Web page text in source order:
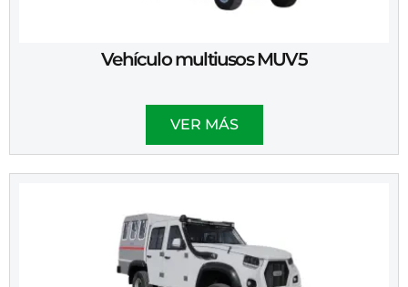
Vehículo multiusos MUV5
VER MÁS